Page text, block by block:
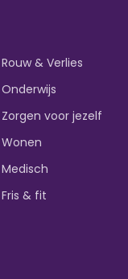
Rouw & Verlies
Onderwijs
Zorgen voor jezelf
Wonen
Medisch
Fris & fit